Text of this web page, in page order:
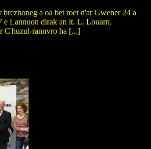
brezhoneg a oa bet roet d'ar Gwener 24 a
e Lannuon dirak an it. L. Louarn,
C'huzul-rannvro ha [...]